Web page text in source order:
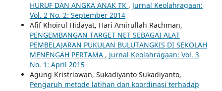
HURUF DAN ANGKA ANAK TK , Jurnal Keolahragaan:
Vol. 2 No. 2: September 2014
Afif Khoirul Hidayat, Hari Amirullah Rachman,
PENGEMBANGAN TARGET NET SEBAGAI ALAT
PEMBELAJARAN PUKULAN BULUTANGKIS DI SEKOLAH
MENENGAH PERTAMA , Jurnal Keolahragaan: Vol. 3
No. 1: April 2015
Agung Kristriawan, Sukadiyanto Sukadiyanto,
Pengaruh metode latihan dan koordinasi terhadap